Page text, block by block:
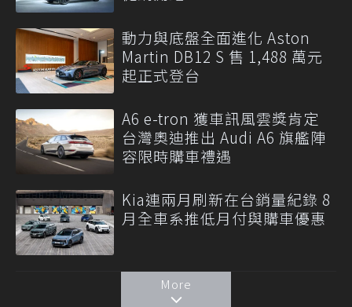
動力與底盤全面進化 Aston
Martin DB12 S 售 1,488 萬元
起正式登台
A6 e-tron 獲車訊風雲獎肯定
台灣奧迪推出 Audi A6 旗艦陣
容限時購車禮遇
Kia連兩月刷新在台銷量紀錄 8
月全車系推低月付與購車優惠
More